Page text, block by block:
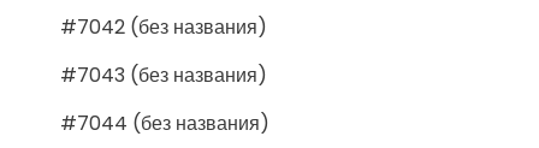
#7042 (без названия)
#7043 (без названия)
#7044 (без названия)